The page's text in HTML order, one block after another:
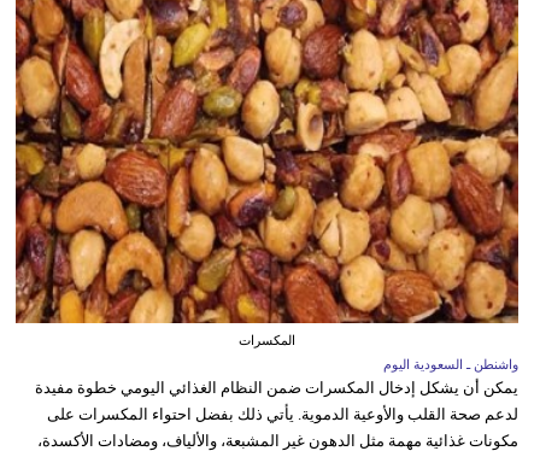
المكسرات
واشنطن ـ السعودية اليوم
يمكن أن يشكل إدخال المكسرات ضمن النظام الغذائي اليومي خطوة مفيدة
لدعم صحة القلب والأوعية الدموية. يأتي ذلك بفضل احتواء المكسرات على
مكونات غذائية مهمة مثل الدهون غير المشبعة، والألياف، ومضادات الأكسدة،